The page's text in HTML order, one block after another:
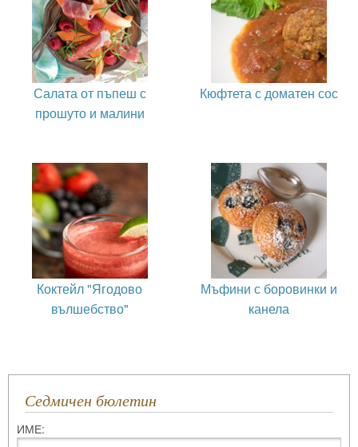
Салата от пъпеш с
прошуто и малини
Кюфтета с доматен сос
Коктейл "Ягодово
вълшебство"
Мъфини с боровинки и
канела
Седмичен бюлетин
ИМЕ: